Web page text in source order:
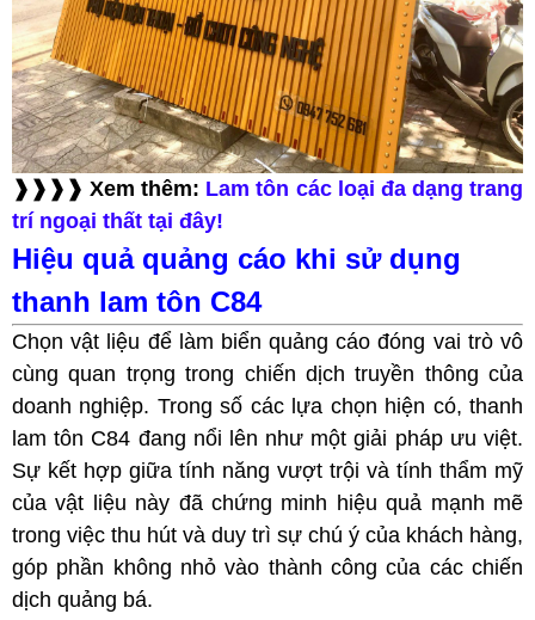
❱❱❱❱ Xem thêm: Lam tôn các loại đa dạng trang
trí ngoại thất tại đây!
Hiệu quả quảng cáo khi sử dụng
thanh lam tôn C84
Chọn vật liệu để làm biển quảng cáo đóng vai trò vô
cùng quan trọng trong chiến dịch truyền thông của
doanh nghiệp. Trong số các lựa chọn hiện có, thanh
lam tôn C84 đang nổi lên như một giải pháp ưu việt.
Sự kết hợp giữa tính năng vượt trội và tính thẩm mỹ
của vật liệu này đã chứng minh hiệu quả mạnh mẽ
trong việc thu hút và duy trì sự chú ý của khách hàng,
góp phần không nhỏ vào thành công của các chiến
dịch quảng bá.